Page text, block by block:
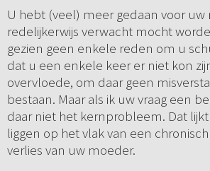
U hebt (veel) meer gedaan voor
redelijkerwijs verwacht mocht
gezien geen enkele reden om u
dat u een enkele keer er niet kon
overvloede, om daar geen
bestaan. Maar als ik uw vraag een
daar niet het kernprobleem. Dat
liggen op het vlak van een
verlies van uw moeder.